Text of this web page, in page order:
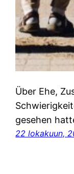
Über Ehe,
gesehen
22 lokakuun,